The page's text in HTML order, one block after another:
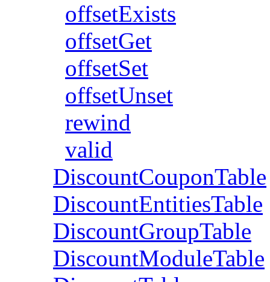
offsetExists
offsetGet
offsetSet
offsetUnset
rewind
valid
DiscountCouponTable
DiscountEntitiesTable
DiscountGroupTable
DiscountModuleTable